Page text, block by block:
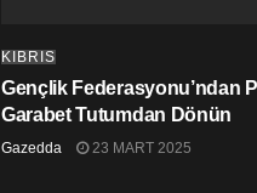
KIBRIS
Gençlik Federasyonu’ndan
Garabet Tutumdan Dönün
Gazedda 23 MART 2025